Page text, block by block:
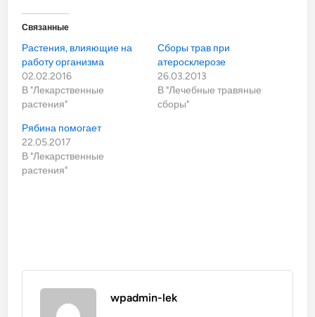
Связанные
Растения, влияющие на
работу организма
02.02.2016
В "Лекарственные
растения"
Сборы трав при
атеросклерозе
26.03.2013
В "Лечебные травяные
сборы"
Рябина помогает
22.05.2017
В "Лекарственные
растения"
wpadmin-lek